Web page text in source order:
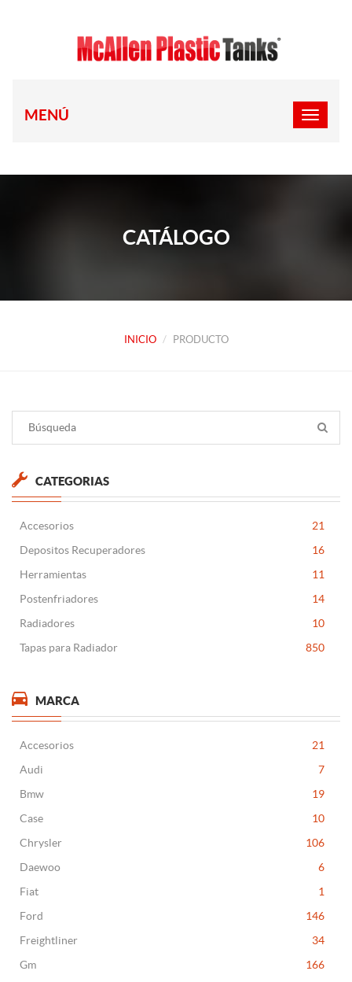
MENÚ
CATÁLOGO
INICIO PRODUCTO
CATEGORIAS
Accesorios
21
Depositos Recuperadores
16
Herramientas
11
Postenfriadores
14
Radiadores
10
Tapas para Radiador
850
MARCA
Accesorios
21
Audi
7
Bmw
19
Case
10
Chrysler
106
Daewoo
6
Fiat
1
Ford
146
Freightliner
34
Gm
166